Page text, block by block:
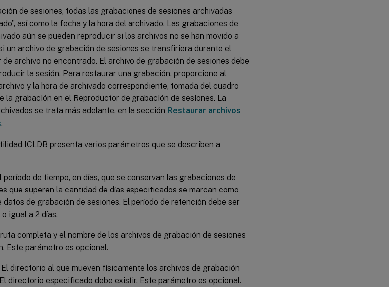
de sesiones, todas las grabaciones de sesiones archivadas
así como la fecha y la hora del archivado. Las grabaciones de
aún se pueden reproducir si los archivos no se han movido a
un archivo de grabación de sesiones se transfiriera durante el
archivo no encontrado. El archivo de grabación de sesiones debe
la sesión. Para restaurar una grabación, proporcione al
y la hora de archivado correspondiente, tomada del cuadro
la grabación en el Reproductor de grabación de sesiones. La
se trata más adelante, en la sección Restaurar archivos
.
ICLDB presenta varios parámetros que se describen a
período de tiempo, en días, que se conservan las grabaciones de
que superen la cantidad de días especificados se marcan como
datos de grabación de sesiones. El período de retención debe ser
igual a 2 días.
completa y el nombre de los archivos de grabación de sesiones
Este parámetro es opcional.
El directorio al que mueven físicamente los archivos de grabación
directorio especificado debe existir. Este parámetro es opcional.